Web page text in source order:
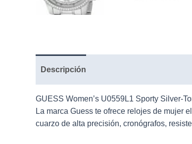
Descripción
GUESS Women’s U0559L1 Sporty Silver-
La marca Guess te ofrece relojes de mujer
cuarzo de alta precisión, cronógrafos,